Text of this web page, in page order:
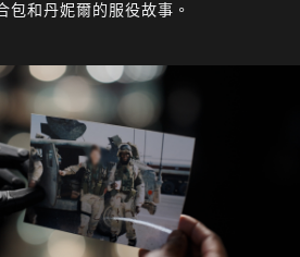
包和丹妮爾的服役故事。